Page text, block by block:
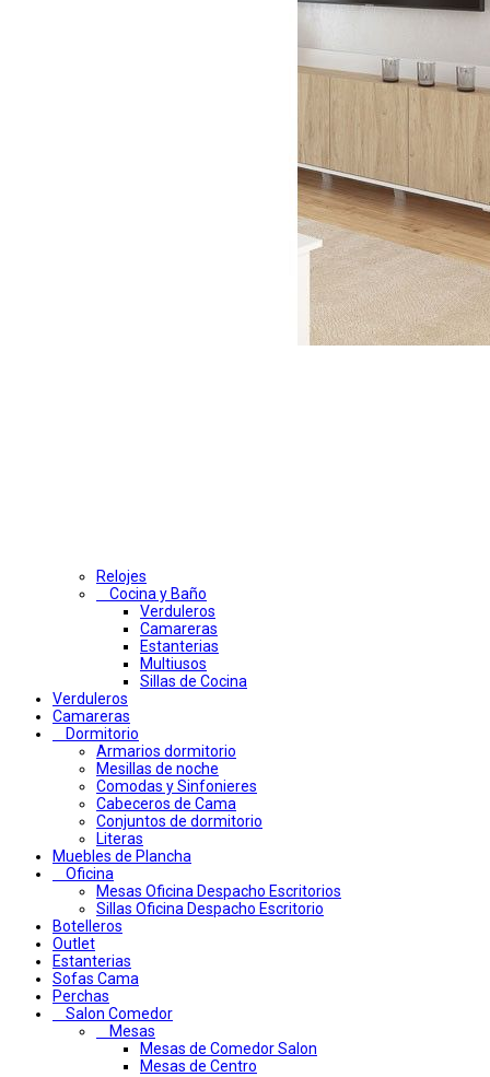
Relojes
Cocina y Baño
Verduleros
Camareras
Estanterias
Multiusos
Sillas de Cocina
Verduleros
Camareras
Dormitorio
Armarios dormitorio
Mesillas de noche
Comodas y Sinfonieres
Cabeceros de Cama
Conjuntos de dormitorio
Literas
Muebles de Plancha
Oficina
Mesas Oficina Despacho Escritorios
Sillas Oficina Despacho Escritorio
Botelleros
Outlet
Estanterias
Sofas Cama
Perchas
Salon Comedor
Mesas
Mesas de Comedor Salon
Mesas de Centro